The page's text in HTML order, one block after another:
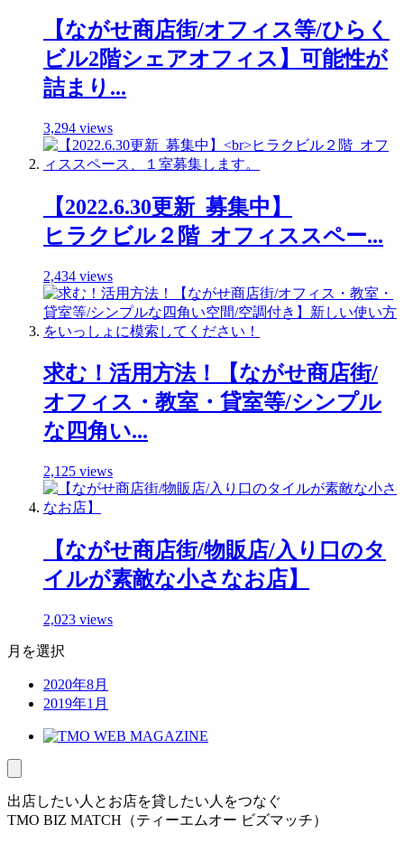
【ながせ商店街/オフィス等/ひらく
ビル2階シェアオフィス】可能性が
詰まり...
3,294 views
【2022.6.30更新_募集中】
ヒラクビル２階_オフィススペー...
2,434 views
求む！活用方法！【ながせ商店街/
オフィス・教室・貸室等/シンプル
な四角い...
2,125 views
【ながせ商店街/物販店/入り口のタ
イルが素敵な小さなお店】
2,023 views
月を選択
2020年8月
2019年1月
出店したい人とお店を貸したい人をつなぐ
TMO BIZ MATCH（ティーエムオー ビズマッチ）